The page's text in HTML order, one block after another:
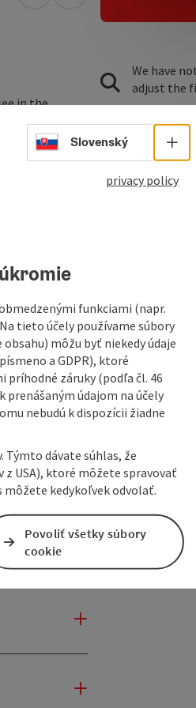
in the
only a 2-
of the
We have
adjust the
non-
To the
Slovenský
privacy policy
funkciami (napr.
tieto účely používame súbory
môžu byť niekedy údaje
a GDPR), ktoré
príhodné záruky (podľa čl. 46
prenášaným údajom na účely
nebudú k dispozícii žiadne
Týmto dávate súhlas, že
USA), ktoré môžete spravovať
kedykoľvek odvolať.
Povoliť všetky súbory
cookie